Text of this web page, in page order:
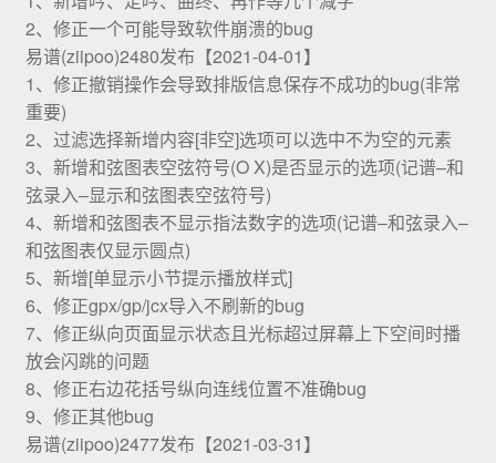
2、修正一个可能导致软件崩溃的bug
易谱(ziipoo)2480发布【2021-04-01】
1、修正撤销操作会导致排版信息保存不成功的bug(非常
重要)
2、过滤选择新增内容[非空]选项可以选中不为空的元素
3、新增和弦图表空弦符号(O X)是否显示的选项(记谱–和
弦录入–显示和弦图表空弦符号)
4、新增和弦图表不显示指法数字的选项(记谱–和弦录入–
和弦图表仅显示圆点)
5、新增[单显示小节提示播放样式]
6、修正gpx/gp/jcx导入不刷新的bug
7、修正纵向页面显示状态且光标超过屏幕上下空间时播
放会闪跳的问题
8、修正右边花括号纵向连线位置不准确bug
9、修正其他bug
易谱(ziipoo)2477发布【2021-03-31】